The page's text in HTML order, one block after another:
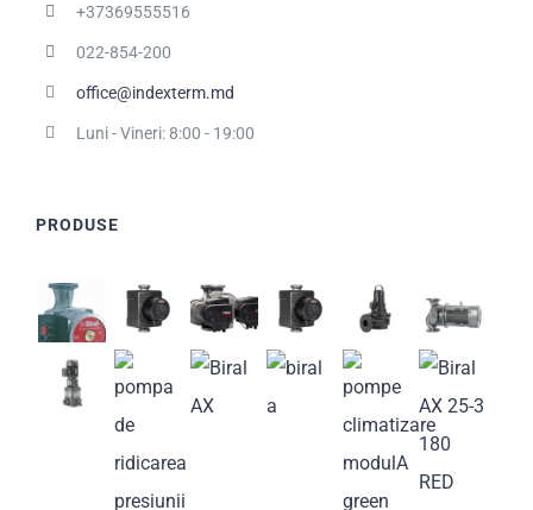
+37369555516
022-854-200
office@indexterm.md
Luni - Vineri: 8:00 - 19:00
PRODUSE